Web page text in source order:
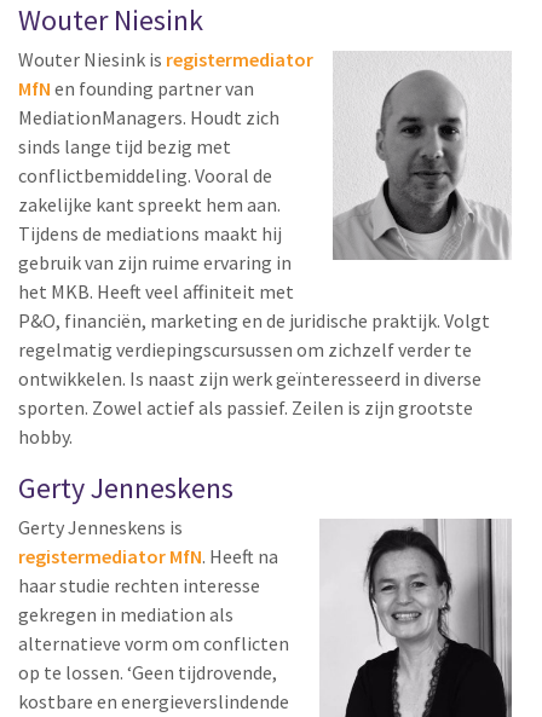
Wouter Niesink
Wouter Niesink is registermediator
MfN en founding partner van
MediationManagers. Houdt zich
sinds lange tijd bezig met
conflictbemiddeling. Vooral de
zakelijke kant spreekt hem aan.
Tijdens de mediations maakt hij
gebruik van zijn ruime ervaring in
het MKB. Heeft veel affiniteit met
P&O, financiën, marketing en de juridische praktijk. Volgt
regelmatig verdiepingscursussen om zichzelf verder te
ontwikkelen. Is naast zijn werk geïnteresseerd in diverse
sporten. Zowel actief als passief. Zeilen is zijn grootste
hobby.
Gerty Jenneskens
Gerty Jenneskens is
registermediator MfN. Heeft na
haar studie rechten interesse
gekregen in mediation als
alternatieve vorm om conflicten
op te lossen. ‘Geen tijdrovende,
kostbare en energieverslindende